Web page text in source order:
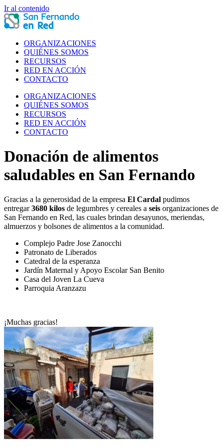
Ir al contenido
ORGANIZACIONES
QUIÉNES SOMOS
RECURSOS
RED EN ACCIÓN
CONTACTO
ORGANIZACIONES
QUIÉNES SOMOS
RECURSOS
RED EN ACCIÓN
CONTACTO
Donación de alimentos
saludables en San Fernando
Gracias a la generosidad de la empresa El Cardal pudimos
entregar3680 kilos de legumbres y cereales a seis organizaciones de
San Fernando en Red, las cuales brindan desayunos, meriendas,
almuerzos y bolsones de alimentos a la comunidad.
Complejo Padre Jose Zanocchi
Patronato de Liberados
Catedral de la esperanza
Jardín Maternal y Apoyo Escolar San Benito
Casa del Joven La Cueva
Parroquia Aranzazu
¡Muchas gracias!